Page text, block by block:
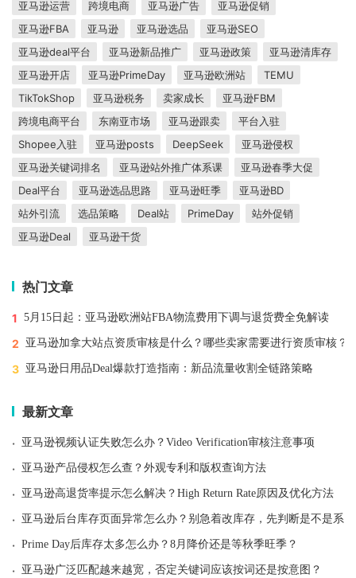
亚马逊运营 跨境电商 亚马逊广告
亚马逊促销
亚马逊FBA
亚马逊 亚马逊选品
亚马逊SEO
亚马逊deal平台
亚马逊新品推广 亚马逊政策
亚马逊清库存
亚马逊开店
亚马逊PrimeDay 亚马逊欧洲站
TEMU
TikTokShop
亚马逊税务 卖家成长
亚马逊FBM
跨境电商平台
东南亚市场 亚马逊跟卖
平台入驻
Shopee入驻
亚马逊posts DeepSeek
亚马逊侵权
亚马逊关键词排名
亚马逊站外推广体系课
亚马逊春季大促
Deal平台
亚马逊选品思路 亚马逊旺季
亚马逊BD
站外引流
选品策略 Deal站 PrimeDay
站外促销
亚马逊Deal
亚马逊干货
热门文章
1 5月15日起：亚马逊欧洲站FBA物流费用下调与退货费全免解读
2 亚马逊加拿大站点资质审核是什么？哪些卖家需要进行资质审核？
3 亚马逊日用品Deal爆款打造指南：新品流量收割全链路策略
最新文章
· 亚马逊视频认证失败怎么办？Video Verification审核注意事项
· 亚马逊产品侵权怎么查？外观专利和版权查询方法
· 亚马逊高退货率提示怎么解决？High Return Rate原因及优化方法
· 亚马逊后台库存页面异常怎么办？别急着改库存，先判断是不是系
· Prime Day后库存太多怎么办？8月降价还是等秋季旺季？
· 亚马逊广泛匹配越来越宽，否定关键词应该按词还是按意图？